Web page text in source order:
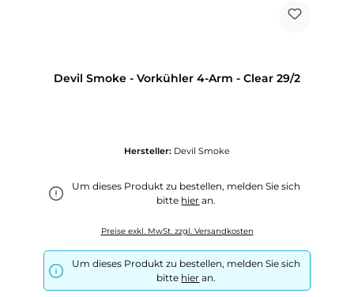
Devil Smoke - Vorkühler 4-Arm - Clear 29/2
Hersteller: Devil Smoke
Um dieses Produkt zu bestellen, melden Sie sich
bitte hier an.
Preise exkl. MwSt. zzgl. Versandkosten
Um dieses Produkt zu bestellen, melden Sie sich
bitte hier an.